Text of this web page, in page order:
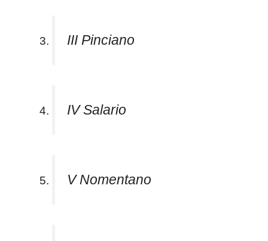
III Pinciano
IV Salario
V Nomentano